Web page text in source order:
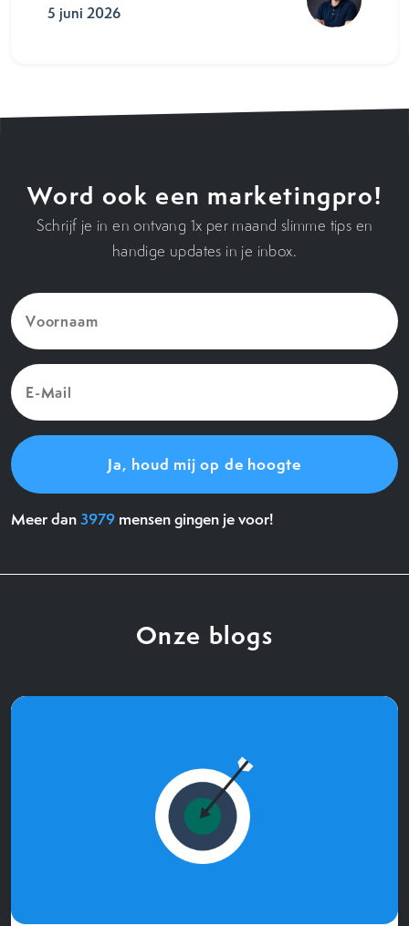
5 juni 2026
Word ook een marketingpro!
Schrijf je in en ontvang 1x per maand slimme tips en
handige updates in je inbox.
Voornaam
(Vereist)
E-
Mail
(Vereist)
Meer dan3979 mensen gingen je voor!
Onze blogs